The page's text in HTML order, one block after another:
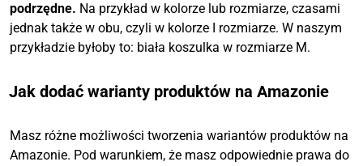
podrzędne. Na przykład w kolorze lub rozmiarze, czasami
jednak także w obu, czyli w kolorze I rozmiarze. W naszym
przykładzie byłoby to: biała koszulka w rozmiarze M.
Jak dodać warianty produktów na Amazonie
Masz różne możliwości tworzenia wariantów produktów na
Amazonie. Pod warunkiem, że masz odpowiednie prawa do